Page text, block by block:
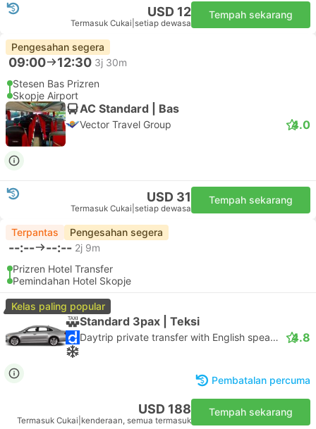
USD 12
Termasuk Cukai setiap dewasa
Tempah sekarang
Pengesahan segera
09:00 12:30 3j 30m
Stesen Bas Prizren
Skopje Airport
AC Standard | Bas
Vector Travel Group 4.0
USD 31
Termasuk Cukai setiap dewasa
Tempah sekarang
Terpantas Pengesahan segera
--:-- --:-- 2j 9m
Prizren Hotel Transfer
Pemindahan Hotel Skopje
Kelas paling popular
Standard 3pax | Teksi
Daytrip private transfer with English speaking driver 4.8
Pembatalan percuma
USD 188
Termasuk Cukai kenderaan, semua termasuk
Tempah sekarang